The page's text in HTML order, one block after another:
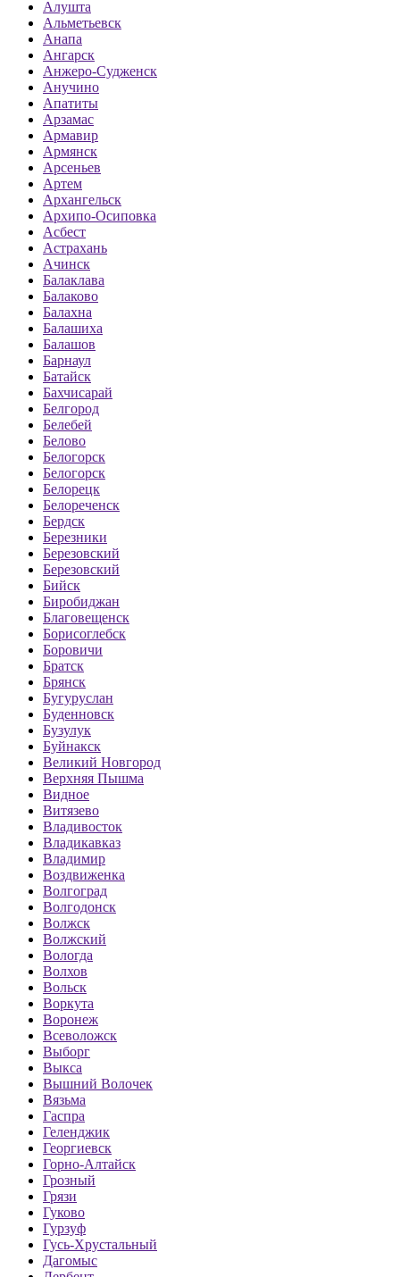
Алушта
Альметьевск
Анапа
Ангарск
Анжеро-Судженск
Анучино
Апатиты
Арзамас
Армавир
Армянск
Арсеньев
Артем
Архангельск
Архипо-Осиповка
Асбест
Астрахань
Ачинск
Балаклава
Балаково
Балахна
Балашиха
Балашов
Барнаул
Батайск
Бахчисарай
Белгород
Белебей
Белово
Белогорск
Белогорск
Белорецк
Белореченск
Бердск
Березники
Березовский
Березовский
Бийск
Биробиджан
Благовещенск
Борисоглебск
Боровичи
Братск
Брянск
Бугуруслан
Буденновск
Бузулук
Буйнакск
Великий Новгород
Верхняя Пышма
Видное
Витязево
Владивосток
Владикавказ
Владимир
Воздвиженка
Волгоград
Волгодонск
Волжск
Волжский
Вологда
Волхов
Вольск
Воркута
Воронеж
Всеволожск
Выборг
Выкса
Вышний Волочек
Вязьма
Гаспра
Геленджик
Георгиевск
Горно-Алтайск
Грозный
Грязи
Гуково
Гурзуф
Гусь-Хрустальный
Дагомыс